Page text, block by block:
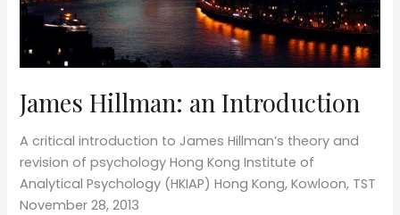
all’opera,
Moretti
&
Bergamo
2013
James Hillman: an Introduction
A critical introduction to James Hillman’s theory and
revision of psychology Hong Kong Institute of
Analytical Psychology (HKIAP) Hong Kong, Kowloon, TST
November 28, 2013